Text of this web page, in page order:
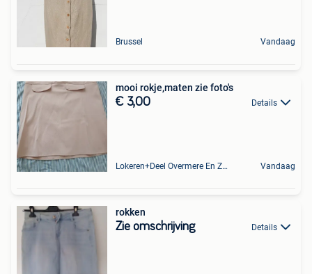
Brussel Vandaag
mooi rokje,maten zie foto's
€ 3,00 Details
Lokeren+Deel Overmere En Zele Vandaag
rokken
Zie omschrijving Details